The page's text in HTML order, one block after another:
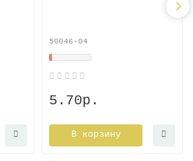
50046-04
5.70р.
В корзину